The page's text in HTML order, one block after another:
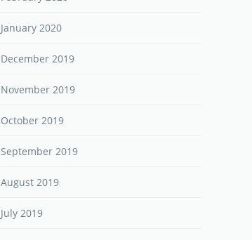
January 2020
December 2019
November 2019
October 2019
September 2019
August 2019
July 2019